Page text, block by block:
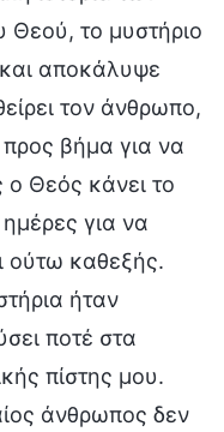
Θεού, το μυστήριο
αποκάλυψε
τον άνθρωπο,
βήμα για να
Θεός κάνει το
για να
ούτω καθεξής.
ήταν
ποτέ στα
πίστης μου.
άνθρωπος δεν